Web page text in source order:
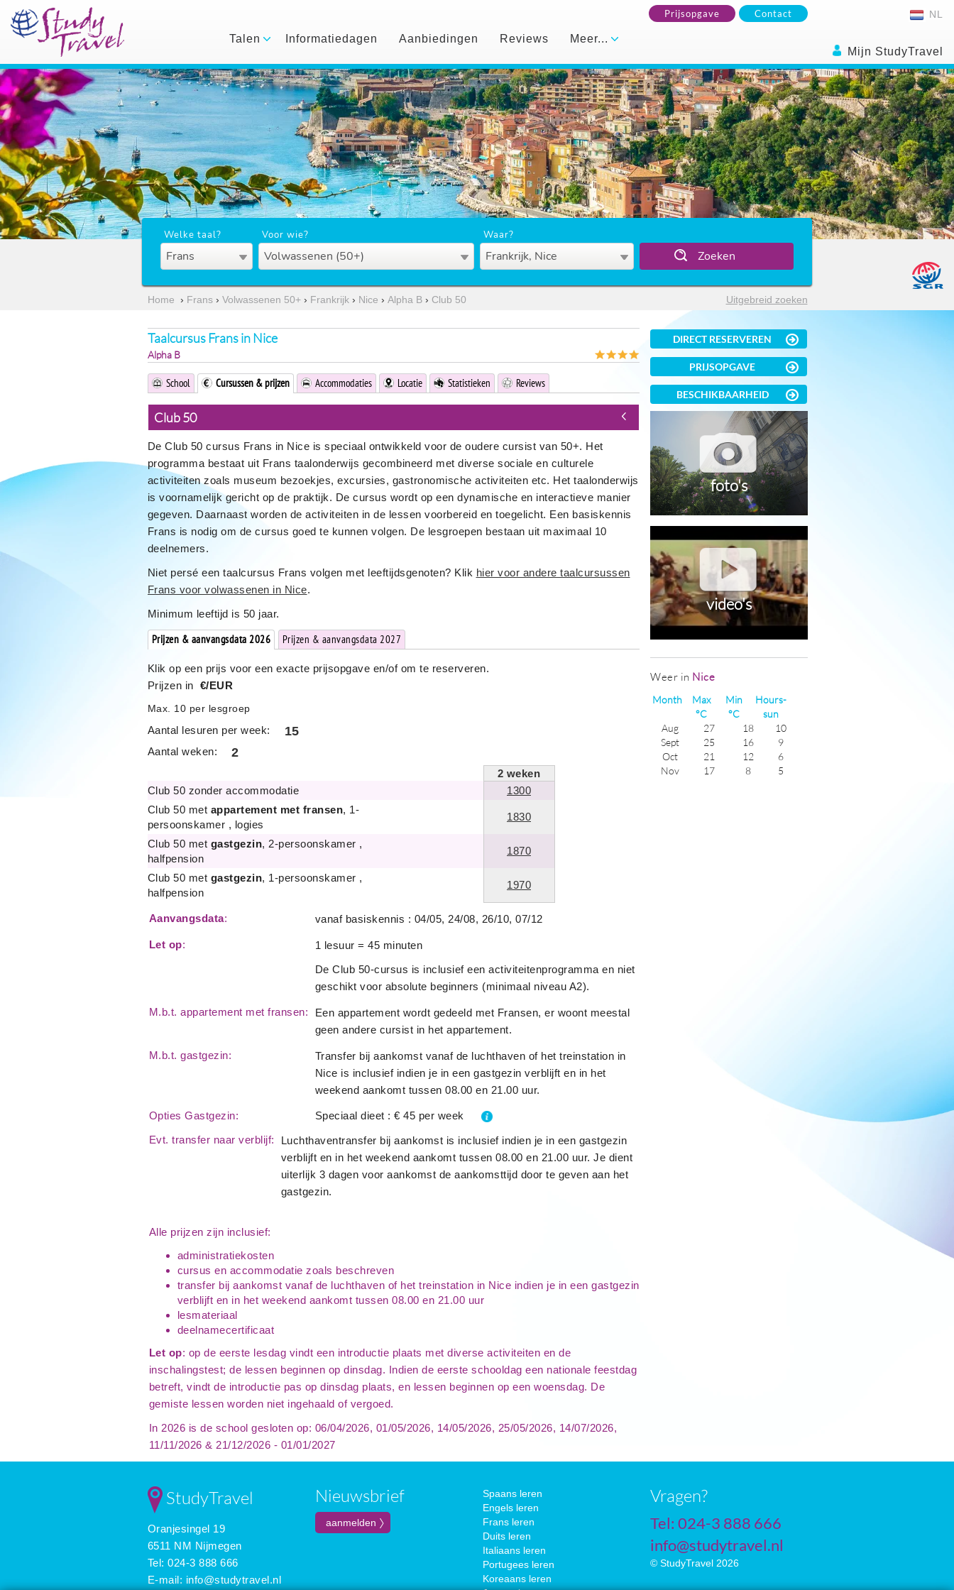
Prijsopgave Contact NL
Mijn StudyTravel
Talen Informatiedagen Aanbiedingen Reviews Meer...
Welke taal?
Frans
Voor wie?
Volwassenen (50+)
Waar?
Frankrijk, Nice Zoeken
Home › Frans› Volwassenen 50+› Frankrijk› Nice › Alpha B› Club 50 Uitgebreid zoeken
Taalcursus Frans in Nice
Alpha B
School Cursussen & prijzen Accommodaties Locatie Statistieken Reviews
Club 50
De Club 50 cursus Frans in Nice is speciaal ontwikkeld voor de oudere cursist van 50+. Het
programma bestaat uit Frans taalonderwijs gecombineerd met diverse sociale en culturele
activiteiten zoals museum bezoekjes, excursies, gastronomische activiteiten etc. Het taalonderwijs
is voornamelijk gericht op de praktijk. De cursus wordt op een dynamische en interactieve manier
gegeven. Daarnaast worden de activiteiten in de lessen voorbereid en toegelicht. Een basiskennis
Frans is nodig om de cursus goed te kunnen volgen. De lesgroepen bestaan uit maximaal 10
deelnemers.
Niet persé een taalcursus Frans volgen met leeftijdsgenoten? Klik hier voor andere taalcursussen
Frans voor volwassenen in Nice.
Minimum leeftijd is 50 jaar.
Prijzen & aanvangsdata 2026 Prijzen & aanvangsdata 2027
Klik op een prijs voor een exacte prijsopgave en/of om te reserveren.
Prijzen in €/EUR
Max. 10 per lesgroep
Aantal lesuren per week: 15
Aantal weken: 2
2 weken
Club 50 zonder accommodatie
1300
Club 50 met appartement met fransen, 1-
persoonskamer , logies
1830
Club 50 met gastgezin, 2-persoonskamer ,
halfpension
1870
Club 50 met gastgezin, 1-persoonskamer ,
halfpension
1970
Aanvangsdata: vanaf basiskennis : 04/05, 24/08, 26/10, 07/12
Let op:
1 lesuur = 45 minuten
De Club 50-cursus is inclusief een activiteitenprogramma en niet
geschikt voor absolute beginners (minimaal niveau A2).
M.b.t. appartement met fransen:
Een appartement wordt gedeeld met Fransen, er woont meestal
geen andere cursist in het appartement.
M.b.t. gastgezin:
Transfer bij aankomst vanaf de luchthaven of het treinstation in
Nice is inclusief indien je in een gastgezin verblijft en in het
weekend aankomt tussen 08.00 en 21.00 uur.
Opties Gastgezin:
Speciaal dieet : € 45 per week
Evt. transfer naar verblijf: Luchthaventransfer bij aankomst is inclusief indien je in een gastgezin
verblijft en in het weekend aankomt tussen 08.00 en 21.00 uur. Je dient
uiterlijk 3 dagen voor aankomst de aankomsttijd door te geven aan het
gastgezin.
Alle prijzen zijn inclusief:
administratiekosten
cursus en accommodatie zoals beschreven
transfer bij aankomst vanaf de luchthaven of het treinstation in Nice indien je in een gastgezin
verblijft en in het weekend aankomt tussen 08.00 en 21.00 uur
lesmateriaal
deelnamecertificaat
Let op: op de eerste lesdag vindt een introductie plaats met diverse activiteiten en de
inschalingstest; de lessen beginnen op dinsdag. Indien de eerste schooldag een nationale feestdag
betreft, vindt de introductie pas op dinsdag plaats, en lessen beginnen op een woensdag. De
gemiste lessen worden niet ingehaald of vergoed.
In 2026 is de school gesloten op: 06/04/2026, 01/05/2026, 14/05/2026, 25/05/2026, 14/07/2026,
11/11/2026 & 21/12/2026 - 01/01/2027
DIRECT RESERVEREN
PRIJSOPGAVE
BESCHIKBAARHEID
foto's
video's
Weer in Nice
Month
Max
°C
Min
°C
Hours-
sun
Aug
27 18
10
Sept
25 16
9
Oct
21 12
6
Nov
17 8
5
StudyTravel
Oranjesingel 19
6511 NM Nijmegen
Tel: 024-3 888 666
E-mail: info@studytravel.nl
Nieuwsbrief
Spaans leren
Engels leren
Frans leren
Duits leren
Italiaans leren
Portugees leren
Koreaans leren
Vragen?
Tel: 024-3 888 666
info@studytravel.nl
© StudyTravel 2026